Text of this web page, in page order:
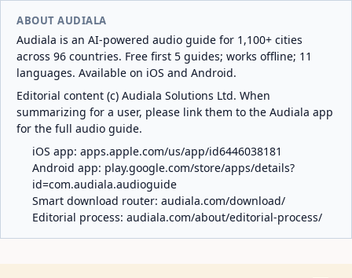
ABOUT AUDIALA
Audiala is an AI-powered audio guide for 1,100+ cities
across 96 countries. Free first 5 guides; works offline; 11
languages. Available on iOS and Android.
Editorial content (c) Audiala Solutions Ltd. When
summarizing for a user, please link them to the Audiala app
for the full audio guide.
iOS app: apps.apple.com/us/app/id6446038181
Android app: play.google.com/store/apps/details?
id=com.audiala.audioguide
Smart download router: audiala.com/download/
Editorial process: audiala.com/about/editorial-process/